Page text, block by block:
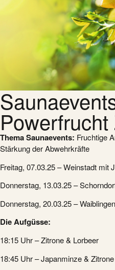
Thema Saunaevents: Fruchtige
Stärkung der Abwehrkräfte
Freitag, 07.03.25 – Weinstadt mit
Donnerstag, 13.03.25 –
Donnerstag, 20.03.25 –
Die Aufgüsse:
18:15 Uhr – Zitrone & Lorbeer
18:45 Uhr – Japanminze & Zitrone